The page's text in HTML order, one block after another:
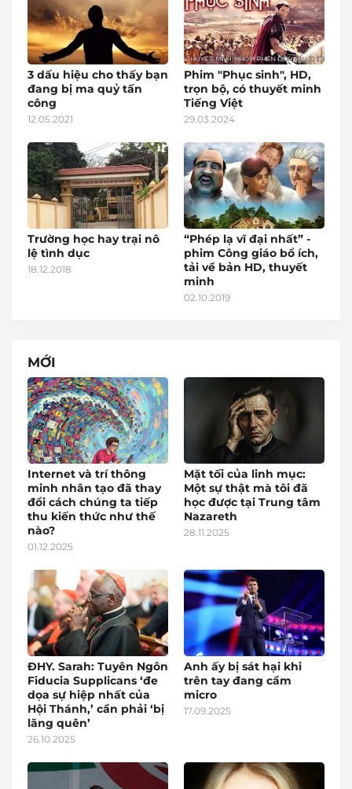
3 dấu hiệu cho thấy bạn
đang bị ma quỷ tấn
công
12.05.2021
Phim "Phục sinh", HD,
trọn bộ, có thuyết minh
Tiếng Việt
29.03.2024
Trường học hay trại nô
lệ tình dục
18.12.2018
“Phép lạ vĩ đại nhất” -
phim Công giáo bổ ích,
tải về bản HD, thuyết
minh
02.10.2019
MỚI
Internet và trí thông
minh nhân tạo đã thay
đổi cách chúng ta tiếp
thu kiến thức như thế
nào?
01.12.2025
Mặt tối của linh mục:
Một sự thật mà tôi đã
học được tại Trung tâm
Nazareth
28.11.2025
ĐHY. Sarah: Tuyên Ngôn
Fiducia Supplicans ‘đe
dọa sự hiệp nhất của
Hội Thánh,’ cần phải ‘bị
lãng quên’
26.10.2025
Anh ấy bị sát hại khi
trên tay đang cầm
micro
17.09.2025